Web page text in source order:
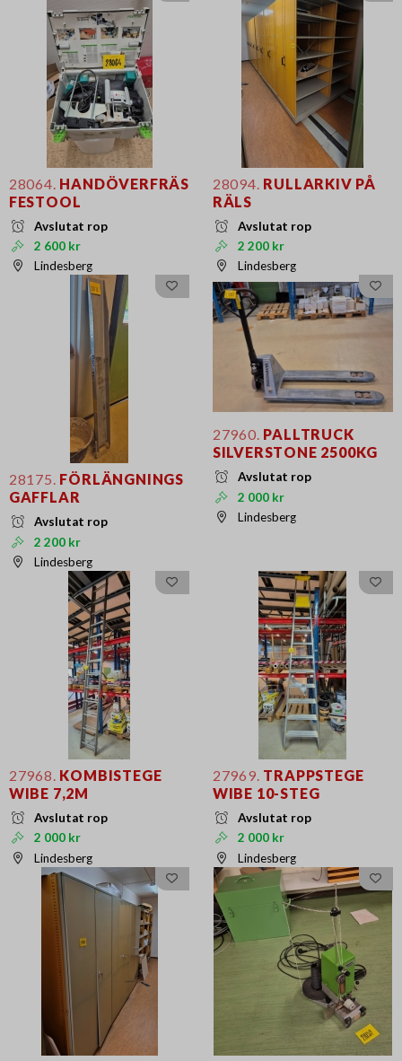
28064. HANDÖVERFRÄS
FESTOOL
Avslutat rop
2 600 kr
Lindesberg
28094. RULLARKIV PÅ
RÄLS
Avslutat rop
2 200 kr
Lindesberg
28175. FÖRLÄNGNINGS
GAFFLAR
Avslutat rop
2 200 kr
Lindesberg
27960. PALLTRUCK
SILVERSTONE 2500KG
Avslutat rop
2 000 kr
Lindesberg
27968. KOMBISTEGE
WIBE 7,2M
Avslutat rop
2 000 kr
Lindesberg
27969. TRAPPSTEGE
WIBE 10-STEG
Avslutat rop
2 000 kr
Lindesberg